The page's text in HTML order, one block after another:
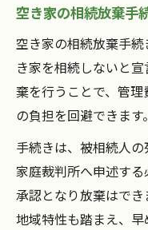
空き家の相続放棄手
空き家の相続放棄手
き家を相続しないと
棄を行うことで、管
の負担を回避できます。
手続きは、被相続人
家庭裁判所へ申述す
承認となり放棄はで
地域特性も踏まえ、早